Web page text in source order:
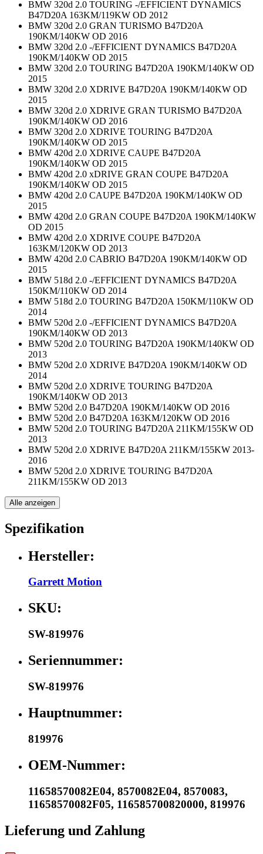
BMW 320d 2.0 TOURING -/EFFICIENT DYNAMICS
B47D20A 163KM/119KW OD 2012
BMW 320d 2.0 GRAN TURISMO B47D20A
190KM/140KW OD 2016
BMW 320d 2.0 -/EFFICIENT DYNAMICS B47D20A
190KM/140KW OD 2015
BMW 320d 2.0 TOURING B47D20A 190KM/140KW OD
2015
BMW 320d 2.0 XDRIVE B47D20A 190KM/140KW OD
2015
BMW 320d 2.0 XDRIVE GRAN TURISMO B47D20A
190KM/140KW OD 2016
BMW 320d 2.0 XDRIVE TOURING B47D20A
190KM/140KW OD 2015
BMW 420d 2.0 XDRIVE CAUPE B47D20A
190KM/140KW OD 2015
BMW 420d 2.0 xDRIVE GRAN COUPE B47D20A
190KM/140KW OD 2015
BMW 420d 2.0 CAUPE B47D20A 190KM/140KW OD
2015
BMW 420d 2.0 GRAN COUPE B47D20A 190KM/140KW
OD 2015
BMW 420d 2.0 XDRIVE COUPE B47D20A
163KM/120KW OD 2013
BMW 420d 2.0 CABRIO B47D20A 190KM/140KW OD
2015
BMW 518d 2.0 -/EFFICIENT DYNAMICS B47D20A
150KM/110KW OD 2014
BMW 518d 2.0 TOURING B47D20A 150KM/110KW OD
2014
BMW 520d 2.0 -/EFFICIENT DYNAMICS B47D20A
190KM/140KW OD 2013
BMW 520d 2.0 TOURING B47D20A 190KM/140KW OD
2013
BMW 520d 2.0 XDRIVE B47D20A 190KM/140KW OD
2014
BMW 520d 2.0 XDRIVE TOURING B47D20A
190KM/140KW OD 2013
BMW 520d 2.0 B47D20A 190KM/140KW OD 2016
BMW 520d 2.0 B47D20A 163KM/120KW OD 2016
BMW 520d 2.0 TOURING B47D20A 211KM/155KW OD
2013
BMW 520d 2.0 XDRIVE B47D20A 211KM/155KW 2013-
2016
BMW 520d 2.0 XDRIVE TOURING B47D20A
211KM/155KW OD 2013
Alle anzeigen
Spezifikation
Hersteller:
Garrett Motion
SKU:
SW-819976
Seriennummer:
SW-819976
Hauptnummer:
819976
OEM-Nummer:
11658570082E04, 8570082E04, 8570083,
11658570082F05, 116585700820000, 819976
Lieferung und Zahlung